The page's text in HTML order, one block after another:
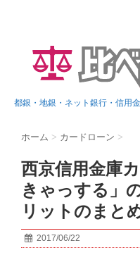
都銀・地銀・ネット銀行・信用
ホーム > カードローン >
西京信用金庫
きゃっする」
リットのまと
2017/06/22